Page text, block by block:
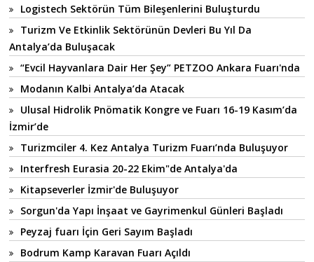
Logistech Sektörün Tüm Bileşenlerini Buluşturdu
Turizm Ve Etkinlik Sektörünün Devleri Bu Yıl Da
Antalya’da Buluşacak
“Evcil Hayvanlara Dair Her Şey” PETZOO Ankara Fuarı'nda
Modanın Kalbi Antalya’da Atacak
Ulusal Hidrolik Pnömatik Kongre ve Fuarı 16-19 Kasım’da
İzmir’de
Turizmciler 4. Kez Antalya Turizm Fuarı’nda Buluşuyor
Interfresh Eurasia 20-22 Ekim"de Antalya'da
Kitapseverler İzmir'de Buluşuyor
Sorgun'da Yapı İnşaat ve Gayrimenkul Günleri Başladı
Peyzaj fuarı İçin Geri Sayım Başladı
Bodrum Kamp Karavan Fuarı Açıldı